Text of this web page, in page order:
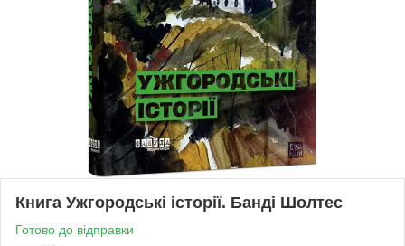
Книга Ужгородські історії. Банді Шолтес
Готово до відправки